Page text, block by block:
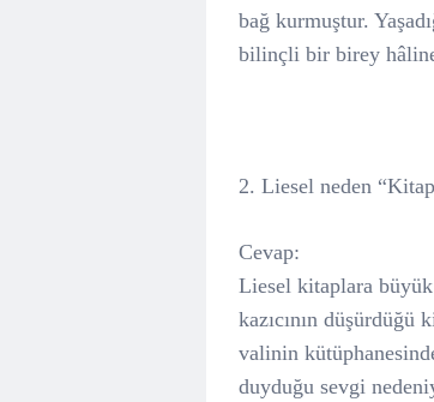
bağ kurmuştur.
bilinçli bir birey
2. Liesel neden “Kitap
Cevap:
Liesel kitaplara
kazıcının
valinin
duyduğu sevgi